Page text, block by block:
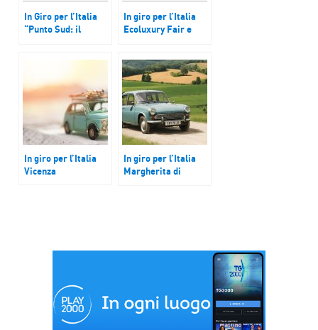
In Giro per l’Italia
“Punto Sud: il
In giro per l’Italia
Ecoluxury Fair e
In giro per l’Italia
Vicenza
In giro per l’Italia
Margherita di